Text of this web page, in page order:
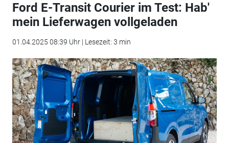
Ford E-Transit Courier im Test: Hab'
mein Lieferwagen vollgeladen
01.04.2025 08:39 Uhr | Lesezeit: 3 min